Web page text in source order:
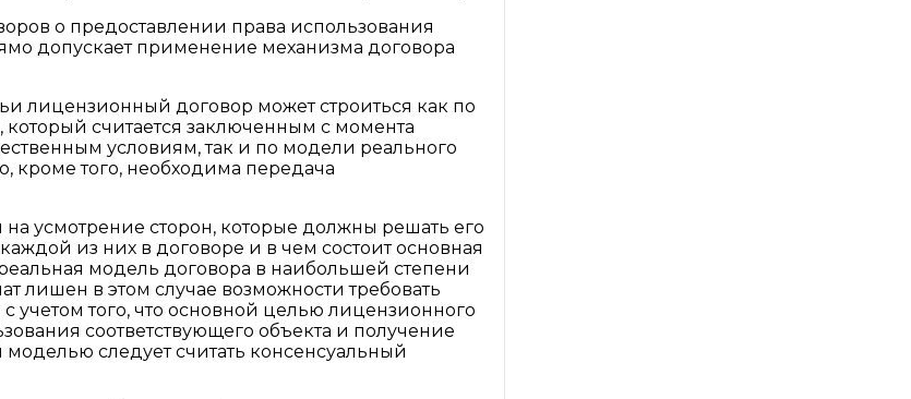
о предоставлении права использования
допускает применение механизма договора
лицензионный договор может строиться как по
который считается заключенным с момента
условиям, так и по модели реального
кроме того, необходима передача
усмотрение сторон, которые должны решать его
из них в договоре и в чем состоит основная
модель договора в наибольшей степени
лишен в этом случае возможности требовать
учетом того, что основной целью лицензионного
соответствующего объекта и получение
следует считать консенсуальный